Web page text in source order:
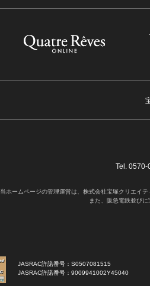
Tel.
当ホームページの管理運営は、株式会社宝塚クリエイ
また、阪急電鉄並び
JASRAC許諾番号：S0507081515
JASRAC許諾番号：9009941002Y45040